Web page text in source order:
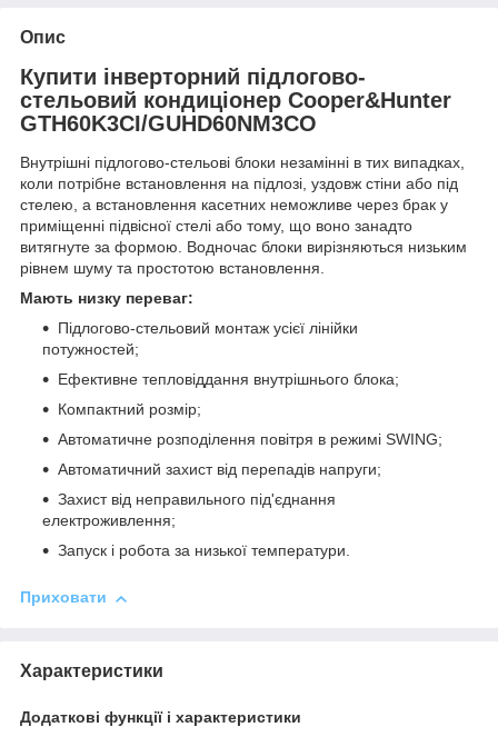
Опис
Купити інверторний підлогово-
стельовий кондиціонер Cooper&Hunter
GTH60K3CI/GUHD60NM3CO
Внутрішні підлогово-стельові блоки незамінні в тих випадках,
коли потрібне встановлення на підлозі, уздовж стіни або під
стелею, а встановлення касетних неможливе через брак у
приміщенні підвісної стелі або тому, що воно занадто
витягнуте за формою. Водночас блоки вирізняються низьким
рівнем шуму та простотою встановлення.
Мають низку переваг:
Підлогово-стельовий монтаж усієї лінійки
потужностей;
Ефективне тепловіддання внутрішнього блока;
Компактний розмір;
Автоматичне розподілення повітря в режимі SWING;
Автоматичний захист від перепадів напруги;
Захист від неправильного під'єднання
електроживлення;
Запуск і робота за низької температури.
Приховати
Характеристики
Додаткові функції і характеристики